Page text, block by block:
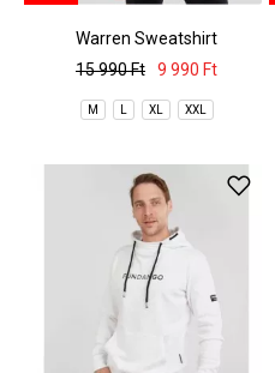
Warren Sweatshirt
15 990 Ft
9 990 Ft
M L XL XXL